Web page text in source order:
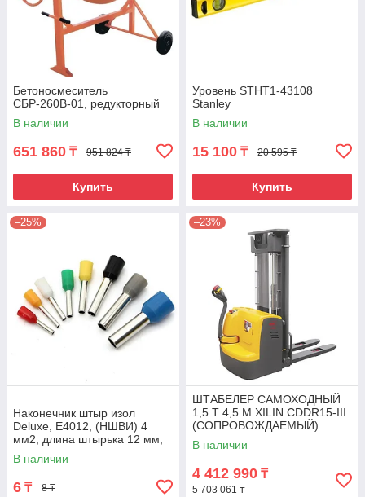
Бетоносмеситель
СБР-260В-01, редукторный
В наличии
651 860 ₸ 951 824 ₸
Купить
Уровень STHT1-43108
Stanley
В наличии
15 100 ₸ 20 595 ₸
Купить
–25%
Наконечник штыр изол
Deluxe, Е4012, (НШВИ) 4
мм2, длина штырька 12 мм,
(1000 шт/упак)
В наличии
6 ₸ 8 ₸
–23%
ШТАБЕЛЕР САМОХОДНЫЙ
1,5 Т 4,5 М XILIN CDDR15-III
(СОПРОВОЖДАЕМЫЙ)
В наличии
4 412 990 ₸
5 703 061 ₸